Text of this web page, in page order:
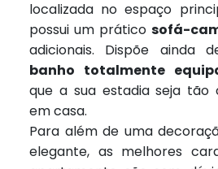
localizada no espaço
possui um prático sofá-
adicionais. Dispõe ainda
banho totalmente
que a sua estadia seja tão
em casa.
Para além de uma
elegante, as melhores